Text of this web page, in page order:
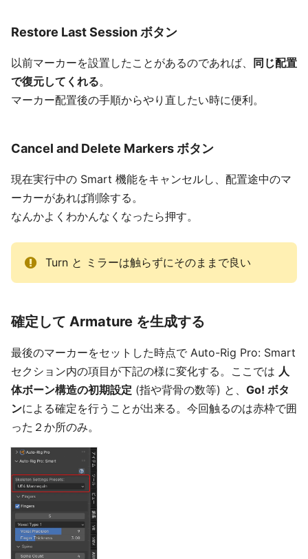
Restore Last Session ボタン
以前マーカーを設置したことがあるのであれば、 同じ配置
で復元してくれる。
マーカー配置後の手順からやり直したい時に便利。
Cancel and Delete Markers ボタン
現在実行中の Smart 機能をキャンセルし、配置途中のマ
ーカーがあれば削除する。
なんかよくわかんなくなったら押す。
Turn と ミラーは触らずにそのままで良い
確定して Armature を生成する
最後のマーカーをセットした時点で Auto-Rig Pro: Smart
セクション内の項目が下記の様に変化する。ここでは 人
体ボーン構造の初期設定 (指や背骨の数等) と、 Go! ボタ
ンによる確定を行うことが出来る。今回触るのは赤枠で囲
った２か所のみ。